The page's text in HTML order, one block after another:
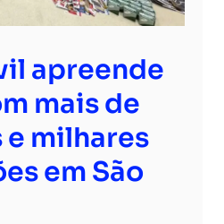
apreende
mais de
e milhares
em São